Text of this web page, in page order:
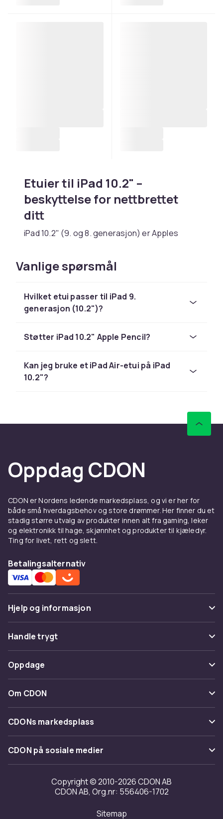
Etuier til iPad 10.2" –
beskyttelse for nettbrettet
ditt
iPad 10.2" (9. og 8. generasjon) er Apples
etuier i alle utforminger – fra enkle deksel til
Utforsk heleiPad-tilbehørskategorien
tastatur, Apple Pencil og ladere.
Smart Cover og book cases
når du åpner etuiet. Book cases beskytter
både skjerm og bakside og fås ofte med
iPad 10.2" er populær på skolen og hjemme
med barn. Robuste barneetuier i silikon med
det lett for barn å holde nettbrettet.
Se ogsåmobiltilbehørfor kabler og ladere som
Eller utforsknettbretthvis du vurderer en
oppgradering.
Vanlige spørsmål
Hvilket etui passer til iPad 9.
generasjon (10.2")?
Støtter iPad 10.2" Apple Pencil?
Kan jeg bruke et iPad Air-etui på iPad
10.2"?
Oppdag CDON
CDON er Nordens ledende markedsplass, og vi er her for
både små hverdagsbehov og store drømmer. Her finner du et
stadig større utvalg av produkter innen alt fra gaming, leker
og elektronikk til hage, skjønnhet og produkter til kjæledyr.
Ting for livet, rett og slett.
Betalingsalternativ
Hjelp og informasjon
Vanlige spørsmål
Spor pakke
Angre & returner her
Kontakt oss
Handle trygt
Betaling
Levering
Tilbakekallinger
Oppdage
Kategorier
Varemerker
Om CDON
Om oss
Kundeanmeldelser
Jobbe på CDON
Investor relations
Tilgjengelighet
CDONs markedsplass
Merchant Help Center
CDON på sosiale medier
Copyright © 2010-2026 CDON AB
CDON AB, Org.nr: 556406-1702
Sitemap